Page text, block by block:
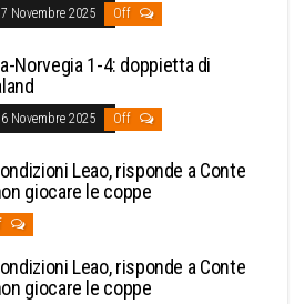
Novembre 2025 Off
Norvegia 1-4: doppietta di
Novembre 2025 Off
Leao, risponde a Conte
giocare le coppe
Leao, risponde a Conte
giocare le coppe